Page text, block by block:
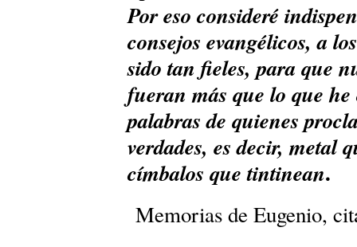
Por eso consideré
consejos evangélicos, a
sido tan fieles, para que
fueran más que lo que he
palabras de quienes
verdades, es decir, metal
címbalos que tintinean.
Memorias de Eugenio,